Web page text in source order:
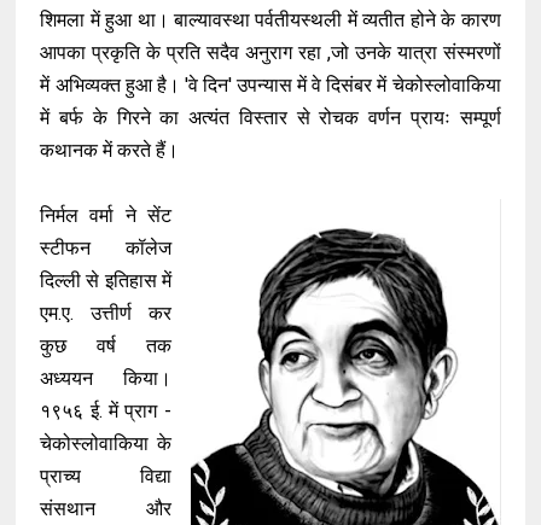
शिमला में हुआ था। बाल्यावस्था पर्वतीयस्थली में व्यतीत होने के कारण
आपका प्रकृति के प्रति सदैव अनुराग रहा ,जो उनके यात्रा संस्मरणों
में अभिव्यक्त हुआ है। 'वे दिन' उपन्यास में वे दिसंबर में चेकोस्लोवाकिया
में बर्फ के गिरने का अत्यंत विस्तार से रोचक वर्णन प्रायः सम्पूर्ण
कथानक में करते हैं।
निर्मल वर्मा ने सेंट
स्टीफन कॉलेज
दिल्ली से इतिहास में
एम.ए. उत्तीर्ण कर
कुछ वर्ष तक
अध्ययन किया।
१९५६ ई. में प्राग -
चेकोस्लोवाकिया के
प्राच्य विद्या
संसथान और